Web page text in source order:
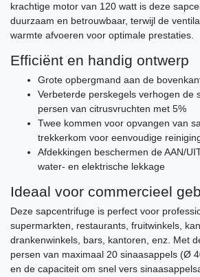
krachtige motor van 120 watt is deze
duurzaam en betrouwbaar, terwijl de
warmte afvoeren voor optimale prestaties.
Efficiënt en handig ontwerp
Grote opbergmand aan de
Verbeterde perskegels verhogen de
persen van citrusvruchten met 5%
Twee kommen voor opvangen van
trekkerkom voor eenvoudige
Afdekkingen beschermen de AAN/
water- en elektrische lekkage
Ideaal voor commercieel
Deze sapcentrifuge is perfect voor
supermarkten, restaurants, fruitwinkels,
drankenwinkels, bars, kantoren, enz. Met
persen van maximaal 20 sinaasappels (Ø
en de capaciteit om snel vers